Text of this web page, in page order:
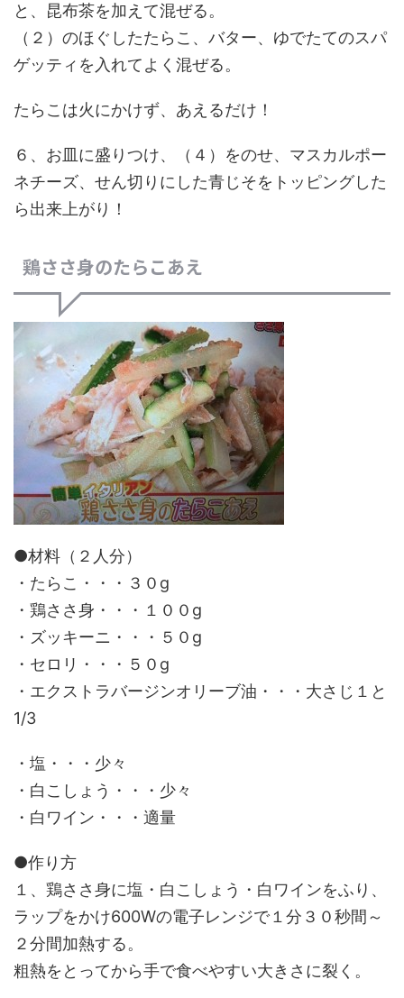
と、昆布茶を加えて混ぜる。
（２）のほぐしたたらこ、バター、ゆでたてのスパ
ゲッティを入れてよく混ぜる。
たらこは火にかけず、あえるだけ！
６、お皿に盛りつけ、（４）をのせ、マスカルポー
ネチーズ、せん切りにした青じそをトッピングした
ら出来上がり！
鶏ささ身のたらこあえ
●材料（２人分）
・たらこ・・・３０g
・鶏ささ身・・・１００g
・ズッキーニ・・・５０g
・セロリ・・・５０g
・エクストラバージンオリーブ油・・・大さじ１と
1/3
・塩・・・少々
・白こしょう・・・少々
・白ワイン・・・適量
●作り方
１、鶏ささ身に塩・白こしょう・白ワインをふり、
ラップをかけ600Wの電子レンジで１分３０秒間～
２分間加熱する。
粗熱をとってから手で食べやすい大きさに裂く。